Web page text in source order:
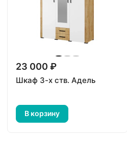
23 000 ₽
Шкаф 3-х ств. Адель
В корзину